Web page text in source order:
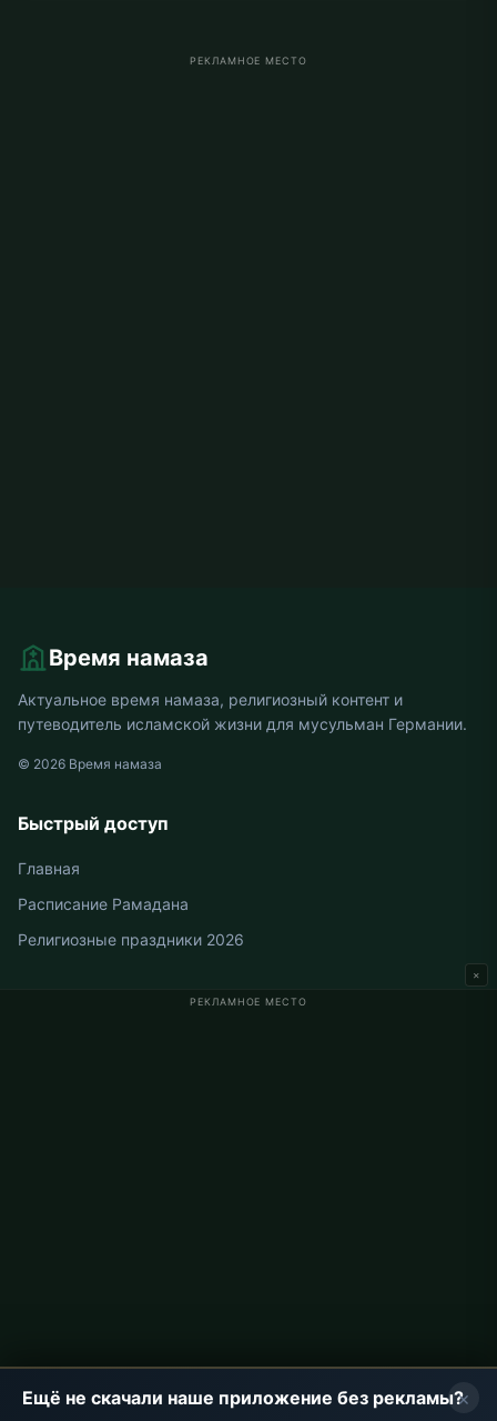
РЕКЛАМНОЕ МЕСТО
РЕКЛАМНОЕ МЕСТО
×
Время намаза
Актуальное время намаза, религиозный контент и
путеводитель исламской жизни для мусульман Германии.
© 2026 Время намаза
Быстрый доступ
Главная
Расписание Рамадана
Религиозные праздники 2026
Время намаза в Германии
×
Ещё не скачали наше приложение без рекламы?